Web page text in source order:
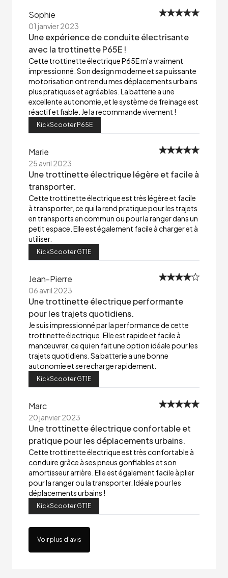
Sophie
01 janvier 2023
Une expérience de conduite électrisante
avec la trottinette P65E !
Cette trottinette électrique P65E m'a vraiment
impressionné. Son design moderne et sa puissante
motorisation ont rendu mes déplacements urbains
plus pratiques et agréables. La batterie a une
excellente autonomie, et le système de freinage est
réactif et fiable. Je la recommande vivement !
KickScooter P65E
Marie
25 avril 2023
Une trottinette électrique légère et facile à
transporter.
Cette trottinette électrique est très légère et facile
à transporter, ce qui la rend pratique pour les trajets
en transports en commun ou pour la ranger dans un
petit espace. Elle est également facile à charger et à
utiliser.
KickScooter GT1E
Jean-Pierre
06 avril 2023
Une trottinette électrique performante
pour les trajets quotidiens.
Je suis impressionné par la performance de cette
trottinette électrique. Elle est rapide et facile à
manœuvrer, ce qui en fait une option idéale pour les
trajets quotidiens. Sa batterie a une bonne
autonomie et se recharge rapidement.
KickScooter GT1E
Marc
20 janvier 2023
Une trottinette électrique confortable et
pratique pour les déplacements urbains.
Cette trottinette électrique est très confortable à
conduire grâce à ses pneus gonflables et son
amortisseur arrière. Elle est également facile à plier
pour la ranger ou la transporter. Idéale pour les
déplacements urbains !
KickScooter GT1E
Voir plus d'avis